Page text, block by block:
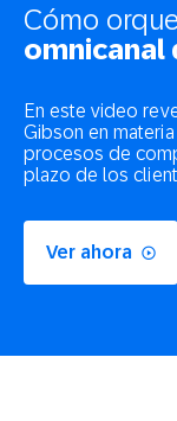
Cómo
omnicanal
En este video
Gibson en
procesos de
plazo de los
Ver ahora